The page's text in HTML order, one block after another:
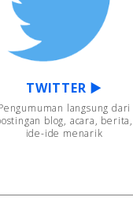
TWITTER ▶
langsung dari
blog, acara, berita,
ide-ide menarik